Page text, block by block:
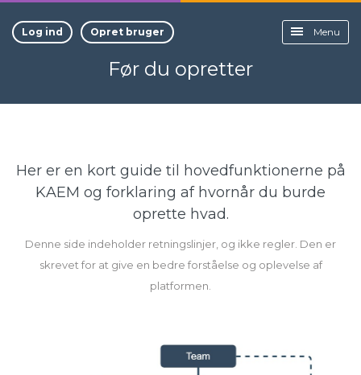
Log ind Opret bruger Menu
Før du opretter
Her er en kort guide til hovedfunktionerne på
KAEM og forklaring af hvornår du burde
oprette hvad.
Denne side indeholder retningslinjer, og ikke regler. Den er
skrevet for at give en bedre forståelse og oplevelse af
platformen.